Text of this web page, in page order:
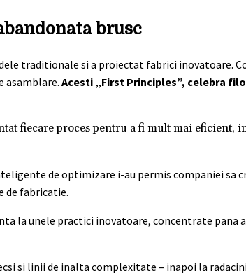
brusc
traditionale si a proiectat fabrici inovatoare.
asamblare. Acesti „First Principles”, celebra
fiecare proces pentru a fi mult mai eficient,
de optimizare i-au permis companiei sa
de fabricatie.
la unele practici inovatoare, concentrate pana
si linii de inalta complexitate – inapoi la